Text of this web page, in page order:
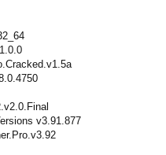
v3.91.877